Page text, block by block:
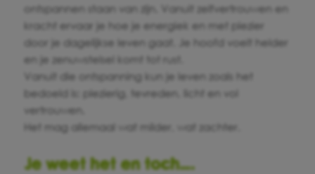
ontspannen staan van zijn. Vanuit zelfvertrouwen en
kracht ervaar je hoe je energiek en met plezier
door je dagelijkse leven gaat. Je hoofd voelt helder
en je zenuwstelsel komt tot rust.
Vanuit die ontspanning kun je leven zoals het
bedoeld is: plezierig, tevreden, licht en vol
vertrouwen.
Het mag allemaal wat milder, wat zachter.
Jeweethet en toch….